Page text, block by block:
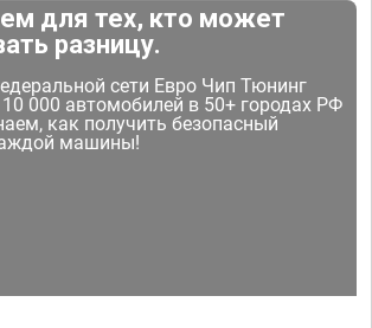
для тех, кто может
разницу.
сети Евро Чип Тюнинг
000 автомобилей в 50+ городах РФ
как получить безопасный
машины!